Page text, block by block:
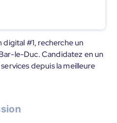
digital #1, recherche un
le-Duc. Candidatez en un
depuis la meilleure